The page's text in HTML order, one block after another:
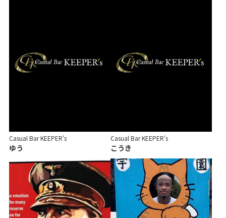
Casual Bar KEEPER's
ゆう
Casual Bar KEEPER's
こうき